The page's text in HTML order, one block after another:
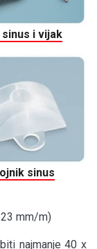
sinus i vijak
sinus
mm/m)
najmanje 40 x